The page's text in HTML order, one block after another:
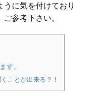
に気を付けており
参考下さい。
す。
ことが出来る？！